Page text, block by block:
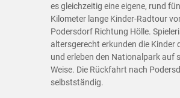
es gleichzeitig eine eigene, rund
Kilometer lange Kinder-Radtour
Podersdorf Richtung Hölle.
altersgerecht erkunden die Kinder
und erleben den Nationalpark auf
Weise. Die Rückfahrt nach
selbstständig.